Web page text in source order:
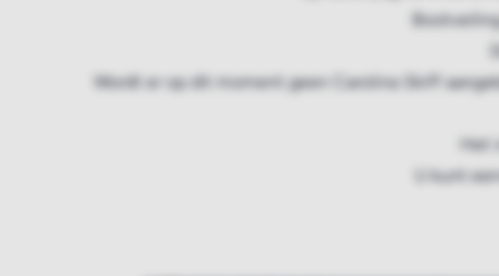
Wordt er op dit moment geen Carolina Skiff
Het
U kunt